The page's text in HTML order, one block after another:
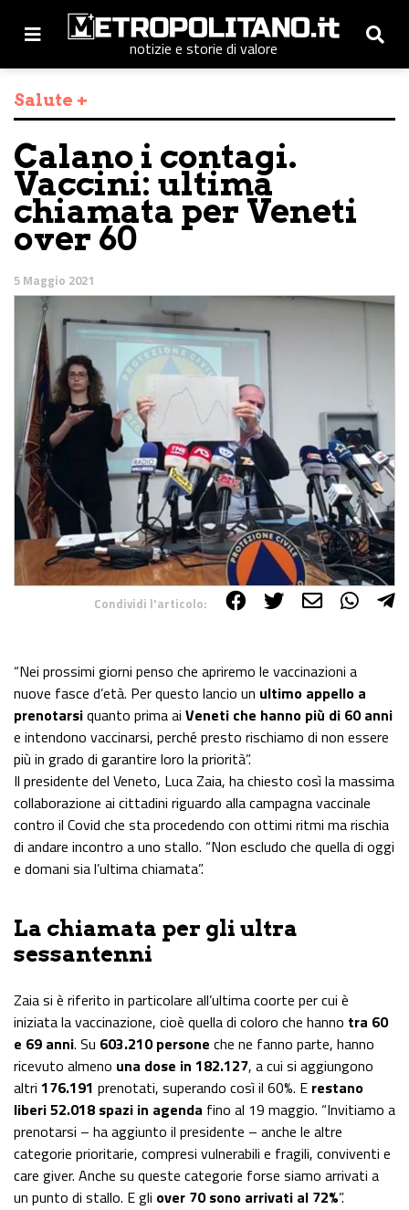
notizie e storie di valore
Salute +
Calano i contagi.
Vaccini: ultima
chiamata per Veneti
over 60
5 Maggio 2021
Condividi l'articolo:
“Nei prossimi giorni penso che apriremo le vaccinazioni a
nuove fasce d’età. Per questo lancio un ultimo appello a
prenotarsiquanto prima ai Veneti che hanno più di 60 anni
e intendono vaccinarsi, perché presto rischiamo di non essere
più in grado di garantire loro la priorità”.
Il presidente del Veneto, Luca Zaia, ha chiesto così la massima
collaborazione ai cittadini riguardo alla campagna vaccinale
contro il Covid che sta procedendo con ottimi ritmi ma rischia
di andare incontro a uno stallo. “Non escludo che quella di oggi
e domani sia l’ultima chiamata”.
La chiamata per gli ultra
sessantenni
Zaia si è riferito in particolare all’ultima coorte per cui è
iniziata la vaccinazione, cioè quella di coloro che hanno tra 60
e 69 anni. Su 603.210 persone che ne fanno parte, hanno
ricevuto almeno una dose in 182.127, a cui si aggiungono
altri 176.191 prenotati, superando così il 60%. E restano
liberi 52.018 spazi in agenda fino al 19 maggio. “Invitiamo a
prenotarsi – ha aggiunto il presidente – anche le altre
categorie prioritarie, compresi vulnerabili e fragili, conviventi e
care giver. Anche su queste categorie forse siamo arrivati a
un punto di stallo. E gli over 70 sono arrivati al 72%”.